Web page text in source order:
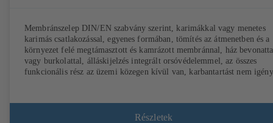
Membránszelep DIN/EN szabvány szerint, karimákkal vagy menetes
karimás csatlakozással, egyenes formában, tömítés az átmenetben és a
környezet felé megtámasztott és kamrázott membránnal, ház
vagy burkolattal, álláskijelzés integrált orsóvédelemmel, az összes
funkcionális rész az üzemi közegen kívül van, karbantartást nem
Részletek